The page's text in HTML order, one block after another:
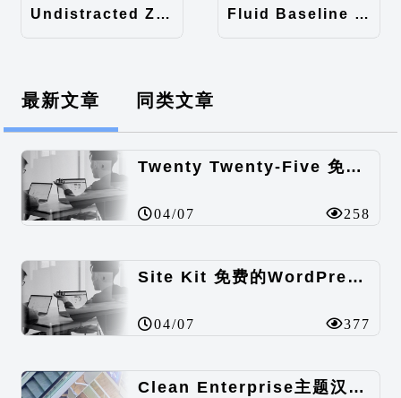
Undistracted Zen主题汉化包 Fluid Baseline Grid主题汉化包
最新文章 同类文章
Twenty Twenty-Five 免费的WordPress内容主题
04/07 258
Site Kit 免费的WordPress数据统计插件
04/07 377
Clean Enterprise主题汉化包